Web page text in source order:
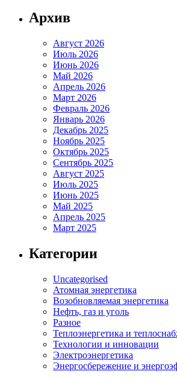
Архив
Август 2026
Июль 2026
Июнь 2026
Май 2026
Апрель 2026
Март 2026
Февраль 2026
Январь 2026
Декабрь 2025
Ноябрь 2025
Октябрь 2025
Сентябрь 2025
Август 2025
Июль 2025
Июнь 2025
Май 2025
Апрель 2025
Март 2025
Категории
Uncategorised
Атомная энергетика
Возобновляемая энергетика
Нефть, газ и уголь
Разное
Теплоэнергетика и
Технологии и инновации
Электроэнергетика
Энергосбережение и